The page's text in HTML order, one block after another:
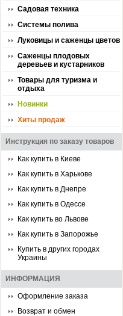
Садовая техника
Системы полива
Луковицы и саженцы цветов
Саженцы плодовых
деревьев и кустарников
Товары для туризма и
отдыха
Новинки
Хиты продаж
Инструкция по заказу товаров
Как купить в Киеве
Как купить в Харькове
Как купить в Днепре
Как купить в Одессе
Как купить во Львове
Как купить в Запорожье
Купить в других городах
Украины
ИНФОРМАЦИЯ
Оформление заказа
Возврат и обмен